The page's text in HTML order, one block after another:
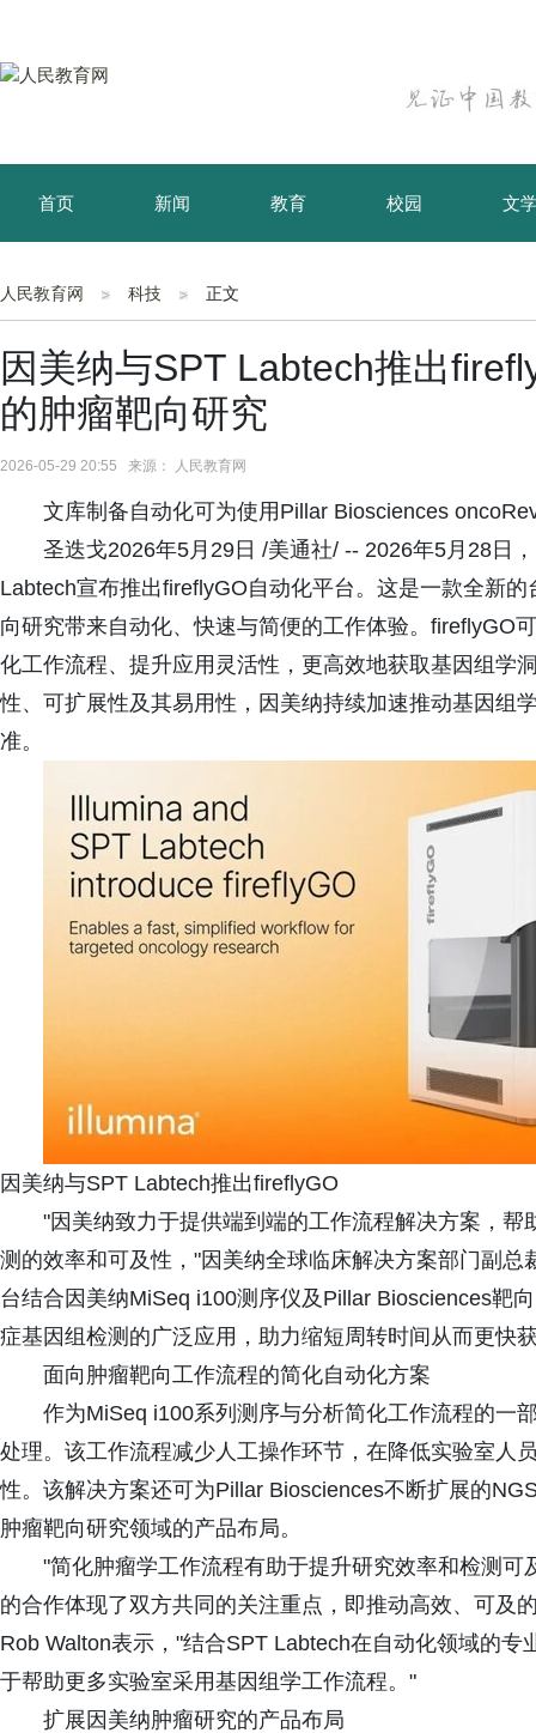
首页 新闻 教育 校园 文
育儿 资讯
人民教育网 科技 正文
因美纳与SPT Labtech推出
的肿瘤靶向研究
2026-05-29 20:55 来源： 人民教育网
文库制备自动化可为使用Pillar Biosciences
圣迭戈2026年5月29日 /美通社/ -- 2026年5月28日
Labtech宣布推出fireflyGO自动化平台。这是一款全新
向研究带来自动化、快速与简便的工作体验。
化工作流程、提升应用灵活性，更高效地获取基因组学
性、可扩展性及其易用性，因美纳持续加速推动基因组
准。
因美纳与SPT Labtech推出fireflyGO
"因美纳致力于提供端到端的工作流程解决方案，
测的效率和可及性，"因美纳全球临床解决方案部门副
台结合因美纳MiSeq i100测序仪及Pillar Biosciences靶
症基因组检测的广泛应用，助力缩短周转时间从而更快
面向肿瘤靶向工作流程的简化自动化方案
作为MiSeq i100系列测序与分析简化工作流程的一
处理。该工作流程减少人工操作环节，在降低实验室人
性。该解决方案还可为Pillar Biosciences不断扩展的
肿瘤靶向研究领域的产品布局。
"简化肿瘤学工作流程有助于提升研究效率和检测
的合作体现了双方共同的关注重点，即推动高效、可及
Rob Walton表示，"结合SPT Labtech在自动化领域的
于帮助更多实验室采用基因组学工作流程。"
扩展因美纳肿瘤研究的产品布局